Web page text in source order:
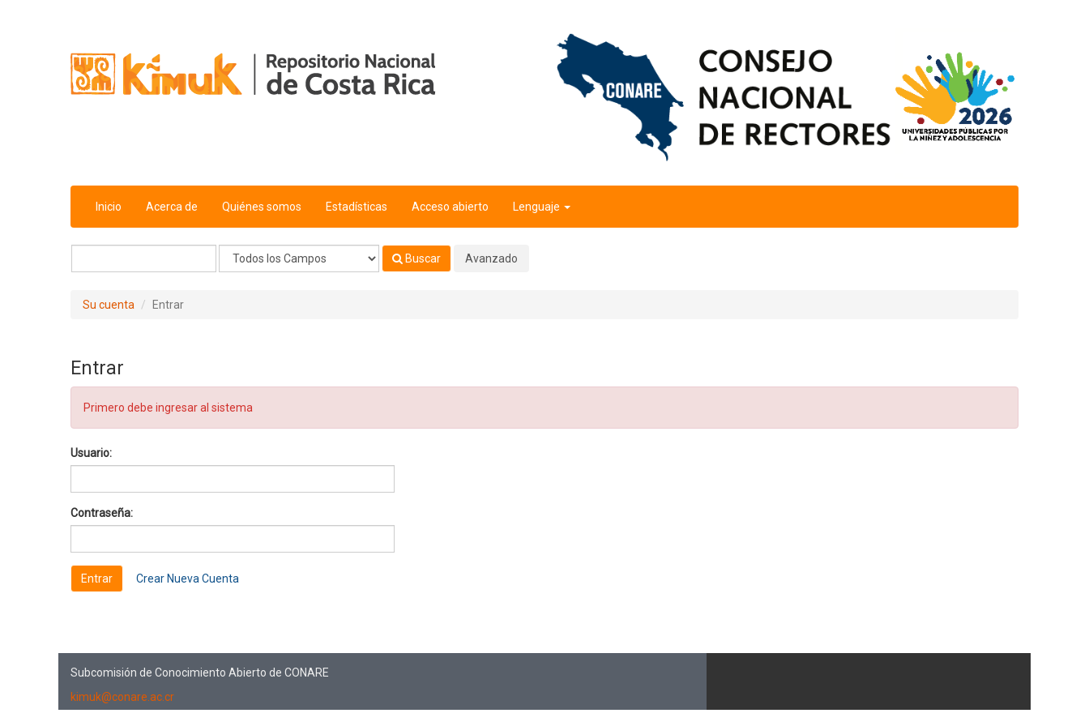
Inicio Acerca de Quiénes somos Estadísticas Acceso abierto Lenguaje
Buscar Avanzado
Su cuenta Entrar
Entrar
Primero debe ingresar al sistema
Usuario:
Contraseña:
Crear Nueva Cuenta
Subcomisión de Conocimiento Abierto de CONARE
kimuk@conare.ac.cr